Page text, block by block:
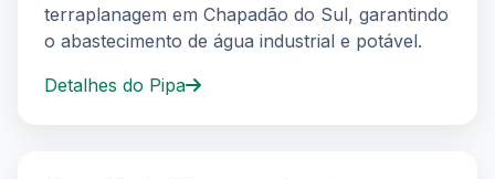
terraplanagem em Chapadão do Sul, garantindo
o abastecimento de água industrial e potável.
Detalhes do Pipa